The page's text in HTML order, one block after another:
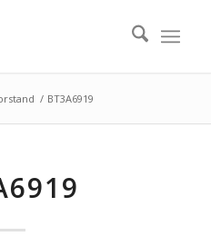
/ BT3A6919